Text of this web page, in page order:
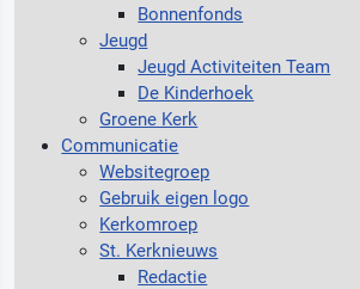
Bonnenfonds
Jeugd
Jeugd Activiteiten Team
De Kinderhoek
Groene Kerk
Communicatie
Websitegroep
Gebruik eigen logo
Kerkomroep
St. Kerknieuws
Redactie